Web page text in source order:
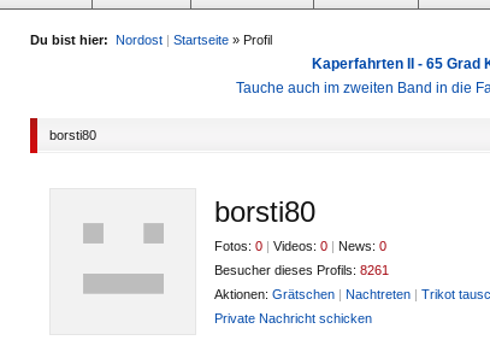
Du bist hier: Nordost | Startseite » Profil
Kaperfahrten II - 65 Grad
Tauche auch im zweiten Band in die
borsti80
borsti80
Fotos: 0 | Videos: 0 | News: 0
Besucher dieses Profils: 8261
Aktionen: Grätschen | Nachtreten | Trikot
Private Nachricht schicken